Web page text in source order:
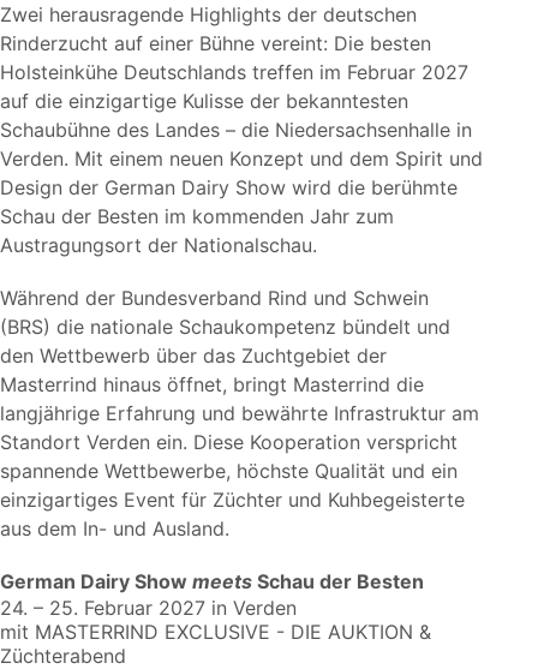
Zwei herausragende Highlights der deutschen
Rinderzucht auf einer Bühne vereint: Die besten
Holsteinkühe Deutschlands treffen im Februar 2027
auf die einzigartige Kulisse der bekanntesten
Schaubühne des Landes – die Niedersachsenhalle in
Verden. Mit einem neuen Konzept und dem Spirit und
Design der German Dairy Show wird die berühmte
Schau der Besten im kommenden Jahr zum
Austragungsort der Nationalschau.
Während der Bundesverband Rind und Schwein
(BRS) die nationale Schaukompetenz bündelt und
den Wettbewerb über das Zuchtgebiet der
Masterrind hinaus öffnet, bringt Masterrind die
langjährige Erfahrung und bewährte Infrastruktur am
Standort Verden ein. Diese Kooperation verspricht
spannende Wettbewerbe, höchste Qualität und ein
einzigartiges Event für Züchter und Kuhbegeisterte
aus dem In- und Ausland.
German Dairy Show meets Schau der Besten
24. – 25. Februar 2027 in Verden
mit MASTERRIND EXCLUSIVE - DIE AUKTION &
Züchterabend